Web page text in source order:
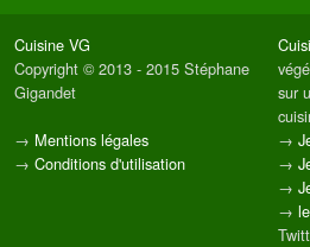
Cuisine VG
Copyright © 2013 - 2015 Stéphane
Gigandet
→ Mentions légales
→ Conditions d'utilisation
sur
→
→
→
→